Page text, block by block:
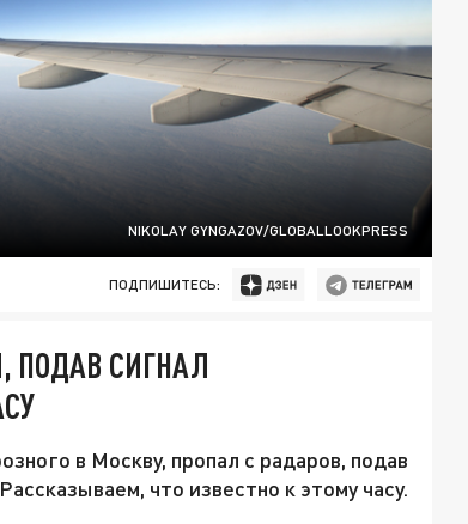
NIKOLAY GYNGAZOV/GLOBALLOOKPRESS
ПОДПИШИТЕСЬ:
ПОДАВ СИГНАЛ
в Москву, пропал с радаров, подав
что известно к этому часу.